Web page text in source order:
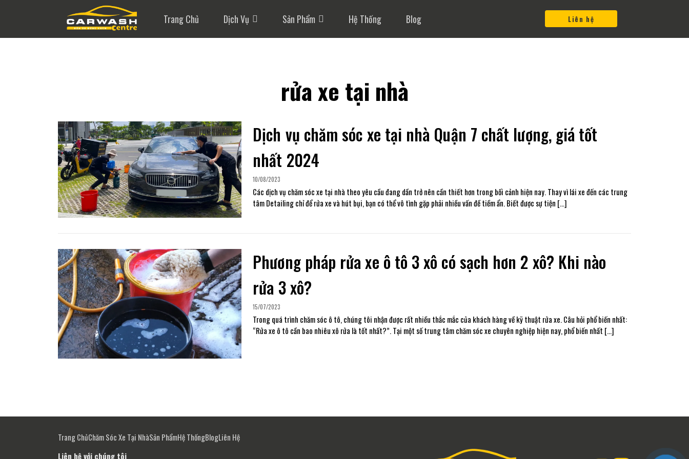
Trang Chủ Dịch Vụ Sản Phẩm Hệ Thống Blog Liên hệ
rửa xe tại nhà
Dịch vụ chăm sóc xe tại nhà Quận 7 chất lượng, giá tốt
nhất 2024
10/08/2023
Các dịch vụ chăm sóc xe tại nhà theo yêu cầu đang dần trở nên cần thiết hơn trong bối cảnh hiện nay. Thay vì lái xe đến các trung
tâm Detailing chỉ để rửa xe và hút bụi, bạn có thể vô tình gặp phải nhiều vấn đề tiềm ẩn. Biết được sự tiện […]
Phương pháp rửa xe ô tô 3 xô có sạch hơn 2 xô? Khi nào
rửa 3 xô?
15/07/2023
Trong quá trình chăm sóc ô tô, chúng tôi nhận được rất nhiều thắc mắc của khách hàng về kỹ thuật rửa xe. Câu hỏi phổ biến nhất:
“Rửa xe ô tô cần bao nhiêu xô rửa là tốt nhất?”. Tại một số trung tâm chăm sóc xe chuyên nghiệp hiện nay, phổ biến nhất […]
Trang ChủChăm Sóc Xe Tại NhàSản PhẩmHệ ThốngBlogLiên Hệ
Liên hệ với chúng tôi